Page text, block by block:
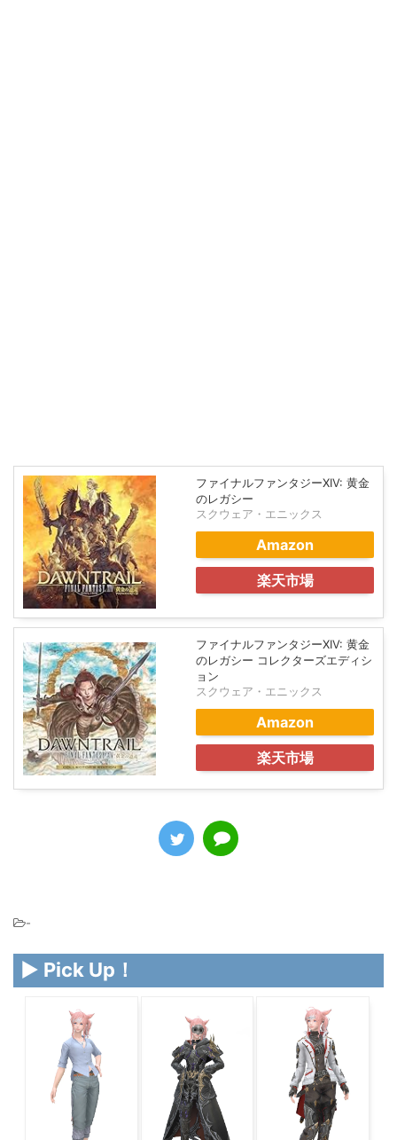
ファイナルファンタジーXIV: 黄金
のレガシー
スクウェア・エニックス
Amazon
楽天市場
ファイナルファンタジーXIV: 黄金
のレガシー コレクターズエディシ
ョン
スクウェア・エニックス
Amazon
楽天市場
-
▶ Pick Up！